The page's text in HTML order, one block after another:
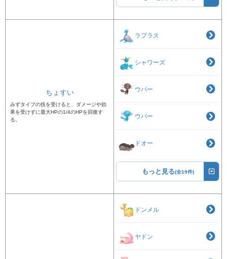
ちょすい
みずタイプの技を受けると、ダメージや効
果を受けずに最大HPの1/4のHPを回復す
る。
ラプラス
シャワーズ
ウパー
ウパー
ドオー
もっと見る(全19件)
ドンメル
ヤドン